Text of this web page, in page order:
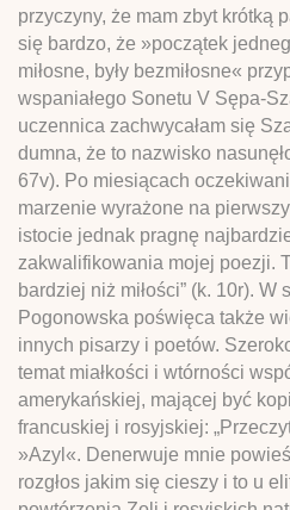
przyczyny, że mam zbyt krótką
się bardzo, że »początek
miłosne, były bezmiłosne«
wspaniałego Sonetu V Sępa-
uczennica zachwycałam się
dumna, że to nazwisko
67v). Po miesiącach
marzenie wyrażone na
istocie jednak pragnę
zakwalifikowania mojej poezji.
bardziej niż miłości” (k. 10r). W
Pogonowska poświęca także
innych pisarzy i poetów.
temat miałkości i wtórności
amerykańskiej, mającej być
francuskiej i rosyjskiej:
»Azyl«. Denerwuje mnie
rozgłos jakim się cieszy i to u